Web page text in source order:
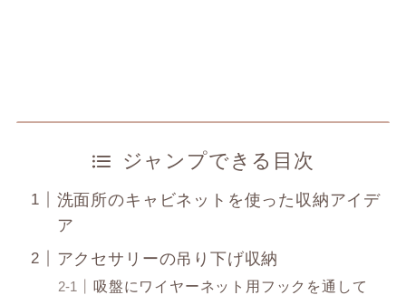
ジャンプできる目次
洗面所のキャビネットを使った収納アイデ
ア
アクセサリーの吊り下げ収納
吸盤にワイヤーネット用フックを通して